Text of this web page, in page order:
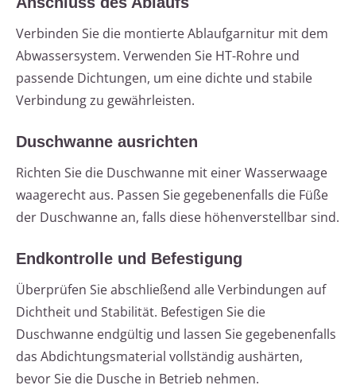
Verbinden Sie die montierte Ablaufgarnitur mit dem
Abwassersystem. Verwenden Sie HT-Rohre und
passende Dichtungen, um eine dichte und stabile
Verbindung zu gewährleisten.
Duschwanne ausrichten
Richten Sie die Duschwanne mit einer Wasserwaage
waagerecht aus. Passen Sie gegebenenfalls die Füße
der Duschwanne an, falls diese höhenverstellbar sind.
Endkontrolle und Befestigung
Überprüfen Sie abschließend alle Verbindungen auf
Dichtheit und Stabilität. Befestigen Sie die
Duschwanne endgültig und lassen Sie gegebenenfalls
das Abdichtungsmaterial vollständig aushärten,
bevor Sie die Dusche in Betrieb nehmen.